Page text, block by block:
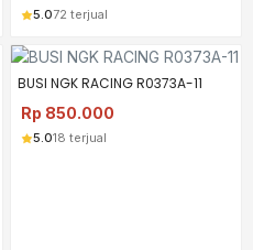
5.072 terjual
BUSI NGK RACING R0373A-11
Rp 850.000
5.018 terjual